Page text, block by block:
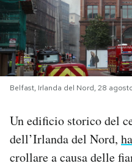
I MIEI PREFERITI
SHOP
CALENDARIO
AREA PERSONALE
Area Personale
Belfast, Irlanda del Nord, 28
Un edificio storico del
dell’Irlanda del Nord,
crollare a causa delle